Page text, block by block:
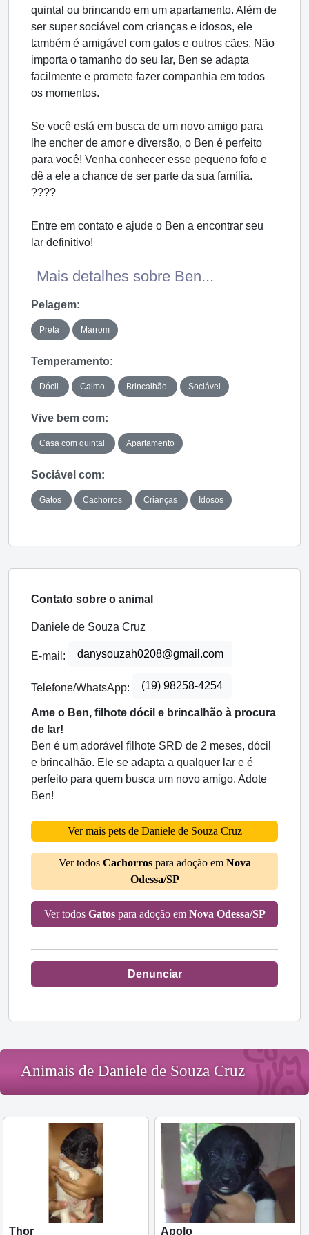
quintal ou brincando em um apartamento. Além de
ser super sociável com crianças e idosos, ele
também é amigável com gatos e outros cães. Não
importa o tamanho do seu lar, Ben se adapta
facilmente e promete fazer companhia em todos
os momentos.
Se você está em busca de um novo amigo para
lhe encher de amor e diversão, o Ben é perfeito
para você! Venha conhecer esse pequeno fofo e
dê a ele a chance de ser parte da sua família.
????
Entre em contato e ajude o Ben a encontrar seu
lar definitivo!
Mais detalhes sobre Ben...
Pelagem:
Preta Marrom
Temperamento:
Dócil Calmo Brincalhão Sociável
Vive bem com:
Casa com quintal Apartamento
Sociável com:
Gatos Cachorros Crianças Idosos
Contato sobre o animal
Daniele de Souza Cruz
E-mail: danysouzah0208@gmail.com
Telefone/WhatsApp: (19) 98258-4254
Ame o Ben, filhote dócil e brincalhão à procura
de lar!
Ben é um adorável filhote SRD de 2 meses, dócil
e brincalhão. Ele se adapta a qualquer lar e é
perfeito para quem busca um novo amigo. Adote
Ben!
Ver mais pets de Daniele de Souza Cruz
Ver todos Cachorrospara adoção em Nova
Odessa/SP
Ver todos Gatospara adoção em Nova Odessa/SP
Denunciar
Animais de Daniele de Souza Cruz
Thor Apolo